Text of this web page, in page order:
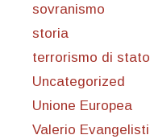
sovranismo
storia
terrorismo di stato
Uncategorized
Unione Europea
Valerio Evangelisti